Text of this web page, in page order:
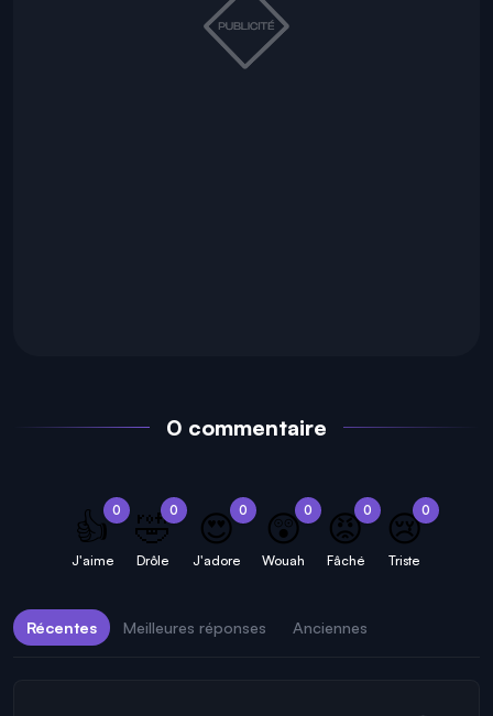
0 commentaire
0
👍
J'aime
0
🤣
Drôle
0
😍
J'adore
0
😲
Wouah
0
😡
Fâché
0
😢
Triste
Récentes Meilleures réponses Anciennes